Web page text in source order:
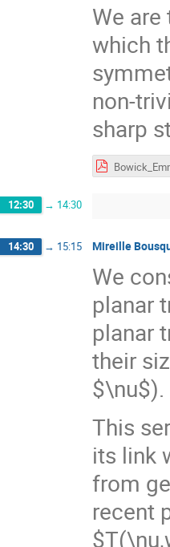
We
which
non-
sharp
12:30 → 14:30
14:30 → 15:15 Mireille
We
planar
planar
their
$\nu$).
This
its link
from
recent